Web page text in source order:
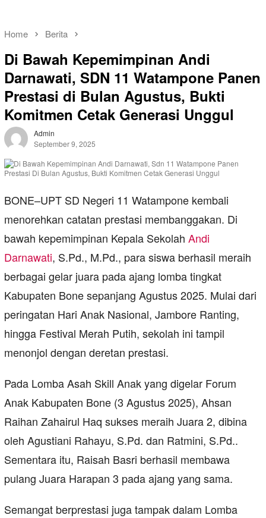
Home Berita
Di Bawah Kepemimpinan Andi
Darnawati, SDN 11 Watampone Panen
Prestasi di Bulan Agustus, Bukti
Komitmen Cetak Generasi Unggul
Admin
September 9, 2025
BONE–UPT SD Negeri 11 Watampone kembali
menorehkan catatan prestasi membanggakan. Di
bawah kepemimpinan Kepala Sekolah Andi
Darnawati, S.Pd., M.Pd., para siswa berhasil meraih
berbagai gelar juara pada ajang lomba tingkat
Kabupaten Bone sepanjang Agustus 2025. Mulai dari
peringatan Hari Anak Nasional, Jambore Ranting,
hingga Festival Merah Putih, sekolah ini tampil
menonjol dengan deretan prestasi.
Pada Lomba Asah Skill Anak yang digelar Forum
Anak Kabupaten Bone (3 Agustus 2025), Ahsan
Raihan Zahairul Haq sukses meraih Juara 2, dibina
oleh Agustiani Rahayu, S.Pd. dan Ratmini, S.Pd..
Sementara itu, Raisah Basri berhasil membawa
pulang Juara Harapan 3 pada ajang yang sama.
Semangat berprestasi juga tampak dalam Lomba